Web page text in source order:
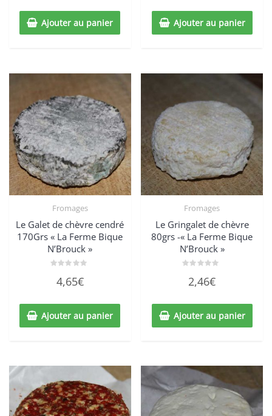
Ajouter au panier Ajouter au panier
Fromages
Le Galet de chèvre cendré
170Grs « La Ferme Bique
N’Brouck »
sur
4,65€
Ajouter au panier
Fromages
Le Gringalet de chèvre
80grs -« La Ferme Bique
N’Brouck »
sur
2,46€
Ajouter au panier